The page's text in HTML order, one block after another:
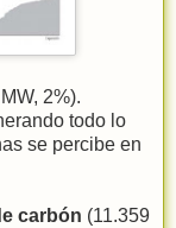
2%).
todo lo
se percibe en
carbón (11.359